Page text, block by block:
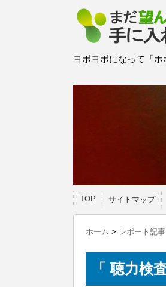
ヨボヨボになって「
TOP サイトマップ
ホーム > レポート記事
「 聴力検